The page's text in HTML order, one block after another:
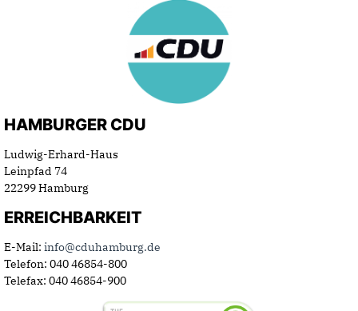
HAMBURGER CDU
Ludwig-Erhard-Haus
Leinpfad 74
22299 Hamburg
ERREICHBARKEIT
E-Mail: info@cduhamburg.de
Telefon: 040 46854-800
Telefax: 040 46854-900